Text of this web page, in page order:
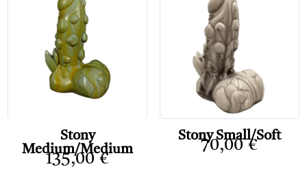
Stony
Medium/Medium
135,00€
Stony Small/Soft
70,00€